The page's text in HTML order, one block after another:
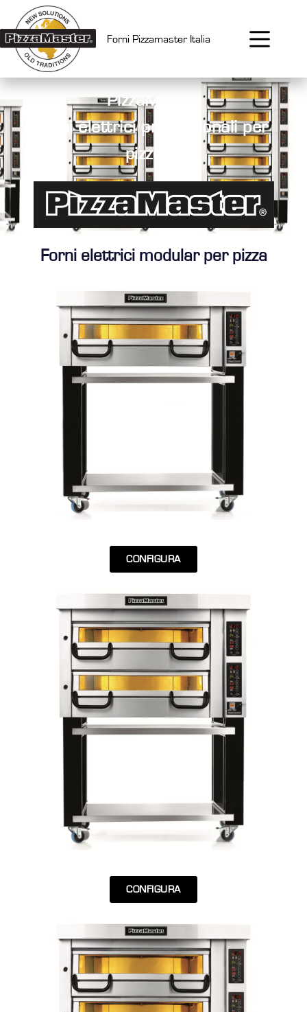
Forni Pizzamaster Italia
PizzaMaster
forni elettrici professionali per
pizzeria
Forni elettrici modular per pizza
CONFIGURA
CONFIGURA